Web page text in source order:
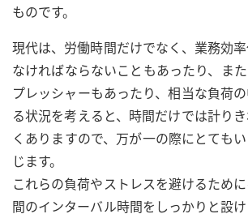
ものです。
現代は、労働時間だけでなく、業務効
なければならないこともあったり、ま
プレッシャーもあったり、相当な負荷
る状況を考えると、時間だけでは計り
くありますので、万が一の際にとても
じます。
これらの負荷やストレスを避けるため
間のインターバル時間をしっかりと設